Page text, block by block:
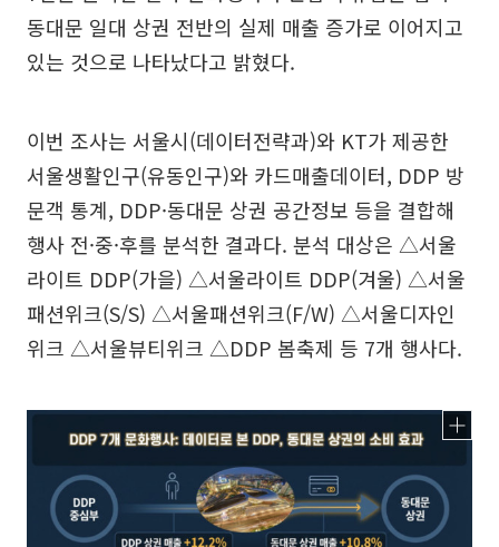
동대문 일대 상권 전반의 실제 매출 증가로 이어지고
있는 것으로 나타났다고 밝혔다.
이번 조사는 서울시(데이터전략과)와 KT가 제공한
서울생활인구(유동인구)와 카드매출데이터, DDP 방
문객 통계, DDP·동대문 상권 공간정보 등을 결합해
행사 전·중·후를 분석한 결과다. 분석 대상은 △서울
라이트 DDP(가을) △서울라이트 DDP(겨울) △서울
패션위크(S/S) △서울패션위크(F/W) △서울디자인
위크 △서울뷰티위크 △DDP 봄축제 등 7개 행사다.